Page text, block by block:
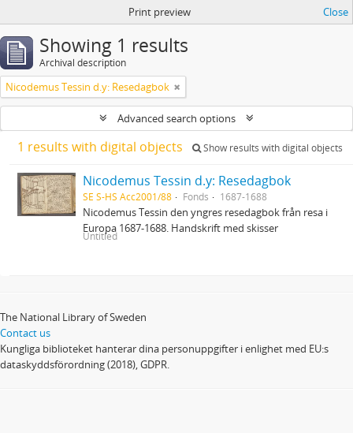
Print preview Close
Showing 1 results
Archival description
Nicodemus Tessin d.y: Resedagbok
Advanced search options
1 results with digital objects Show results with digital objects
Nicodemus Tessin d.y: Resedagbok
SE S-HS Acc2001/88 Fonds 1687-1688
Nicodemus Tessin den yngres resedagbok från resa i
Europa 1687-1688. Handskrift med skisser
Untitled
The National Library of Sweden
Contact us
Kungliga biblioteket hanterar dina personuppgifter i enlighet med EU:s
dataskyddsförordning (2018), GDPR.